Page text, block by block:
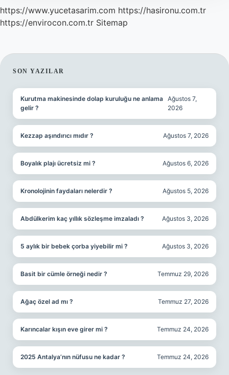
https://www.yucetasarim.com https://hasironu.com.tr
https://envirocon.com.tr Sitemap
SIDEBAR
SON YAZILAR
Kurutma makinesinde dolap kuruluğu ne anlama
gelir ?
Ağustos 7,
2026
Kezzap aşındırıcı mıdır ? Ağustos 7, 2026
Boyalık plajı ücretsiz mi ? Ağustos 6, 2026
Kronolojinin faydaları nelerdir ? Ağustos 5, 2026
Abdülkerim kaç yıllık sözleşme imzaladı ? Ağustos 3, 2026
5 aylık bir bebek çorba yiyebilir mi ? Ağustos 3, 2026
Basit bir cümle örneği nedir ? Temmuz 29, 2026
Ağaç özel ad mı ? Temmuz 27, 2026
Karıncalar kışın eve girer mi ? Temmuz 24, 2026
2025 Antalya’nın nüfusu ne kadar ? Temmuz 24, 2026